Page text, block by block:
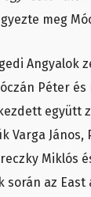
meg
Angyalok
Péter és
együtt
Varga János,
Miklós
során az East